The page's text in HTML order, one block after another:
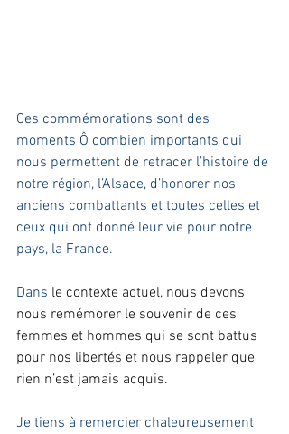
Ces commémorations sont des
moments Ô combien importants qui
nous permettent de retracer l’histoire de
notre région, l’Alsace, d’honorer nos
anciens combattants et toutes celles et
ceux qui ont donné leur vie pour notre
pays, la France.
Dans le contexte actuel, nous devons
nous remémorer le souvenir de ces
femmes et hommes qui se sont battus
pour nos libertés et nous rappeler que
rien n’est jamais acquis.
Je tiens à remercier chaleureusement